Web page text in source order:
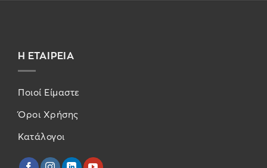
Η ΕΤΑΙΡΕΙΑ
Ποιοί Είμαστε
Όροι Χρήσης
Κατάλογοι